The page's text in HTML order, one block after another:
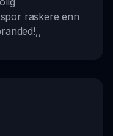
raskere enn
,,